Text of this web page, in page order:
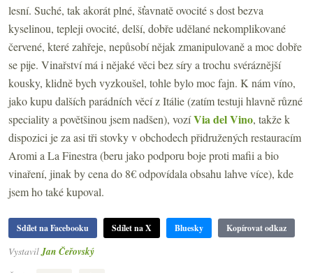
lesní. Suché, tak akorát plné, šťavnatě ovocité s dost bezva
kyselinou, tepleji ovocité, delší, dobře udělané nekomplikované
červené, které zahřeje, nepůsobí nějak zmanipulovaně a moc dobře
se pije. Vinařství má i nějaké věci bez síry a trochu svéráznější
kousky, klidně bych vyzkoušel, tohle bylo moc fajn. K nám víno,
jako kupu dalších parádních věcí z Itálie (zatím testuji hlavně různé
speciality a povětšinou jsem nadšen), vozíVia del Vino, takže k
dispozici je za asi tři stovky v obchodech přidružených restauracím
Aromi a La Finestra (beru jako podporu boje proti mafii a bio
vinaření, jinak by cena do 8€ odpovídala obsahu lahve více), kde
jsem ho také kupoval.
Sdílet na Facebooku Sdílet na X Bluesky Kopírovat odkaz
Vystavil Jan Čeřovský